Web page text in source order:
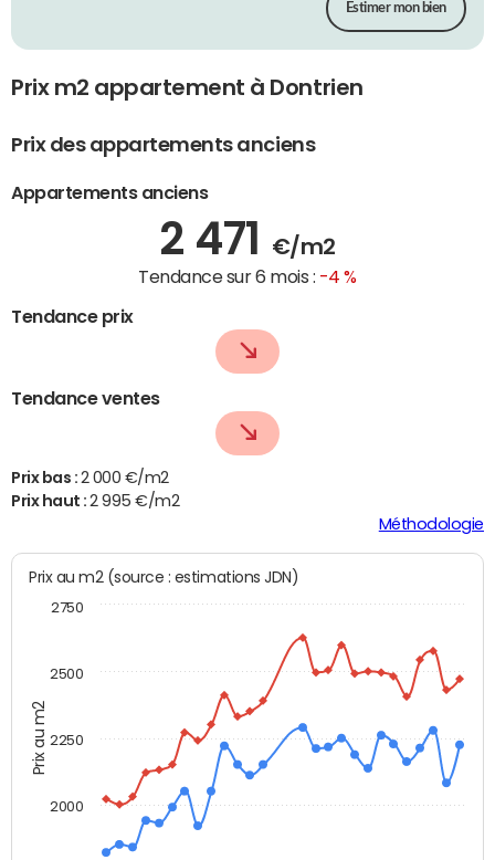
Estimer mon bien
Prix m2 appartement à Dontrien
Prix des appartements anciens
Appartements anciens
2 471 €/m2
Tendance sur 6 mois : -4 %
Tendance prix
Tendance ventes
Prix bas : 2 000 €/m2
Prix haut :2 995 €/m2
Méthodologie
Prix au m2
Prix au m2 (source : estimations JDN)
2000
2250
2500
2750